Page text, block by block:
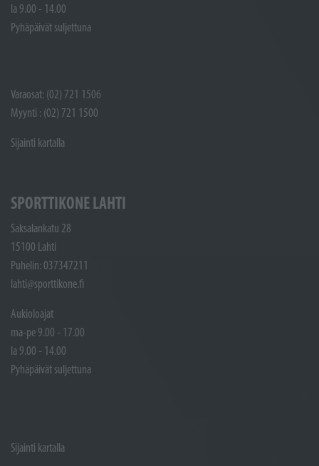
la 9.00 - 14.00
Pyhäpäivät suljettuna
Varaosat: (02) 721 1506
Myynti : (02) 721 1500
Sijainti kartalla
SPORTTIKONE LAHTI
Saksalankatu 28
15100 Lahti
Puhelin: 037347211
lahti@sporttikone.fi
Aukioloajat
ma-pe 9.00 - 17.00
la 9.00 - 14.00
Pyhäpäivät suljettuna
Sijainti kartalla